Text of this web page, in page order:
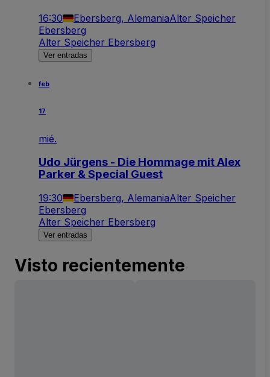
16:30 Ebersberg, AlemaniaAlter Speicher
Ebersberg
Alter Speicher Ebersberg
Ver entradas
feb
17
mié.
Udo Jürgens - Die Hommage mit Alex
Parker & Special Guest
19:30 Ebersberg, AlemaniaAlter Speicher
Ebersberg
Alter Speicher Ebersberg
Ver entradas
Visto recientemente